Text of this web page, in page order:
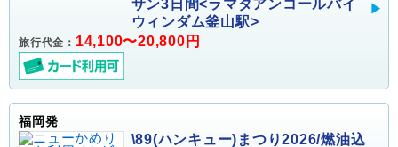
サン3日間<ラマダアンコールバイ
ウィンダム釜山駅>
旅行代金： 14,100〜20,800円
福岡発
\89(ハンキュー)まつり2026/燃油込